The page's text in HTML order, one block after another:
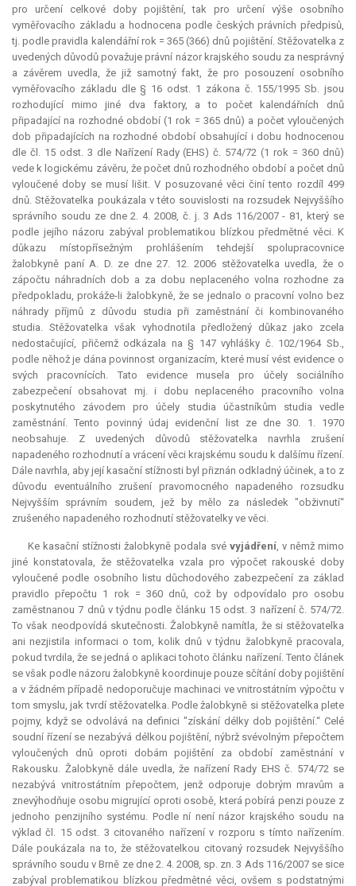
pro určení celkové doby pojištění, tak pro určení výše osobního
vyměřovacího základu a hodnocena podle českých právních předpisů,
tj. podle pravidla kalendářní rok = 365 (366) dnů pojištění. Stěžovatelka z
uvedených důvodů považuje právní názor krajského soudu za nesprávný
a závěrem uvedla, že již samotný fakt, že pro posouzení osobního
vyměřovacího základu dle § 16 odst. 1 zákona č. 155/1995 Sb. jsou
rozhodující mimo jiné dva faktory, a to počet kalendářních dnů
připadající na rozhodné období (1 rok = 365 dnů) a počet vyloučených
dob připadajících na rozhodné období obsahující i dobu hodnocenou
dle čl. 15 odst. 3 dle Nařízení Rady (EHS) č. 574/72 (1 rok = 360 dnů)
vede k logickému závěru, že počet dnů rozhodného období a počet dnů
vyloučené doby se musí lišit. V posuzované věci činí tento rozdíl 499
dnů. Stěžovatelka poukázala v této souvislosti na rozsudek Nejvyššího
správního soudu ze dne 2. 4. 2008, č. j. 3 Ads 116/2007 - 81, který se
podle jejího názoru zabýval problematikou blízkou předmětné věci. K
důkazu místopřísežným prohlášením tehdejší spolupracovnice
žalobkyně paní A. D. ze dne 27. 12. 2006 stěžovatelka uvedla, že o
zápočtu náhradních dob a za dobu neplaceného volna rozhodne za
předpokladu, prokáže-li žalobkyně, že se jednalo o pracovní volno bez
náhrady příjmů z důvodu studia při zaměstnání či kombinovaného
studia. Stěžovatelka však vyhodnotila předložený důkaz jako zcela
nedostačující, přičemž odkázala na § 147 vyhlášky č. 102/1964 Sb.,
podle něhož je dána povinnost organizacím, které musí vést evidence o
svých pracovnících. Tato evidence musela pro účely sociálního
zabezpečení obsahovat mj. i dobu neplaceného pracovního volna
poskytnutého závodem pro účely studia účastníkům studia vedle
zaměstnání. Tento povinný údaj evidenční list ze dne 30. 1. 1970
neobsahuje. Z uvedených důvodů stěžovatelka navrhla zrušení
napadeného rozhodnutí a vrácení věci krajskému soudu k dalšímu řízení.
Dále navrhla, aby její kasační stížnosti byl přiznán odkladný účinek, a to z
důvodu eventuálního zrušení pravomocného napadeného rozsudku
Nejvyšším správním soudem, jež by mělo za následek "obživnutí“
zrušeného napadeného rozhodnutí stěžovatelky ve věci.
Ke kasační stížnosti žalobkyně podala své vyjádření, v němž mimo
jiné konstatovala, že stěžovatelka vzala pro výpočet rakouské doby
vyloučené podle osobního listu důchodového zabezpečení za základ
pravidlo přepočtu 1 rok = 360 dnů, což by odpovídalo pro osobu
zaměstnanou 7 dnů v týdnu podle článku 15 odst. 3 nařízení č. 574/72.
To však neodpovídá skutečnosti. Žalobkyně namítla, že si stěžovatelka
ani nezjistila informaci o tom, kolik dnů v týdnu žalobkyně pracovala,
pokud tvrdila, že se jedná o aplikaci tohoto článku nařízení. Tento článek
se však podle názoru žalobkyně koordinuje pouze sčítání doby pojištění
a v žádném případě nedoporučuje machinaci ve vnitrostátním výpočtu v
tom smyslu, jak tvrdí stěžovatelka. Podle žalobkyně si stěžovatelka plete
pojmy, když se odvolává na definici "získání délky dob pojištění.“ Celé
soudní řízení se nezabývá délkou pojištění, nýbrž svévolným přepočtem
vyloučených dnů oproti dobám pojištění za období zaměstnání v
Rakousku. Žalobkyně dále uvedla, že nařízení Rady EHS č. 574/72 se
nezabývá vnitrostátním přepočtem, jenž odporuje dobrým mravům a
znevýhodňuje osobu migrující oproti osobě, která pobírá penzi pouze z
jednoho penzijního systému. Podle ní není názor krajského soudu na
výklad čl. 15 odst. 3 citovaného nařízení v rozporu s tímto nařízením.
Dále poukázala na to, že stěžovatelkou citovaný rozsudek Nejvyššího
správního soudu v Brně ze dne 2. 4. 2008, sp. zn. 3 Ads 116/2007 se sice
zabýval problematikou blízkou předmětné věci, ovšem s podstatnými